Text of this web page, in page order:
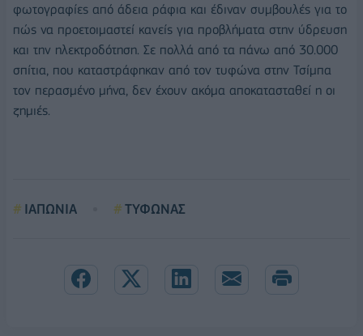
φωτογραφίες από άδεια ράφια και έδιναν συμβουλές για το
πώς να προετοιμαστεί κανείς για προβλήματα στην ύδρευση
και την ηλεκτροδότηση. Σε πολλά από τα πάνω από 30.000
σπίτια, που καταστράφηκαν από τον τυφώνα στην Τσίμπα
τον περασμένο μήνα, δεν έχουν ακόμα αποκατασταθεί η οι
ζημιές.
ΙΑΠΩΝΙΑ ΤΥΦΩΝΑΣ